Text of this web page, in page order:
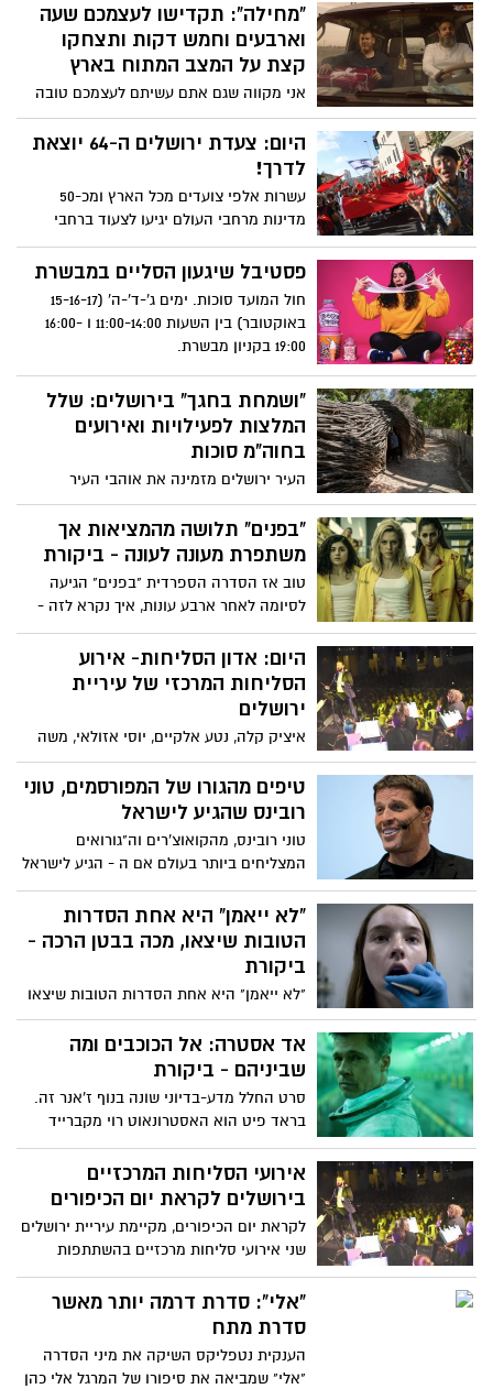
לפרשנויות שמציגות נבל על מטורף, מדובר
בסרט טוב. סרט לא קל אבל שמשאיר אותך
בציפייה תמידית לעוד. הסרט כמו שאומרים
תפס אותי לא מוכנה פעמים רבות, אבל בסך
הכל זה מה שאנחנו מחפשים בסרט - שירגש,
"מחילה": תקדישו לעצמכם שעה
וארבעים וחמש דקות ותצחקו
קצת על המצב המתוח בארץ
אני מקווה שגם אתם עשיתם לעצמכם טובה
והלכתם לראות את הקומדיה החדשה של
הצמד חנן סביון וגיא עמיר. "מחילה" הוא סרט
מצחיק ועם זאת נוגע ללב, המשלב בתוכו את
סרט אחד יכול לשלב בתוכו רובים, טילים,
רימוני רסס, רקדנית בלט מחוננת, חרדי,
בצבע סגול וסוס שחור בשם רומיאו
היום: צעדת ירושלים ה-64 יוצאת
לדרך!
עשרות אלפי צועדים מכל הארץ ומכ-50
מדינות מרחבי העולם יגיעו לצעוד ברחבי
העיר ירושלים במגוון מסלולים דרך שכונות
ואתרים מרכזיים, ייהנו מנופיה עוצרי הנשימה
פסטיבל שיגעון הסליים במבשרת
חול המועד סוכות. ימים ג'-ד'-ה' (15-16-17
באוקטובר) בין השעות 11:00-14:00 ו 16:00-
19:00 בקניון מבשרת.
"ושמחת בחגך" בירושלים: שלל
המלצות לפעילויות ואירועים
בחוה"מ סוכות
העיר ירושלים מזמינה את אוהבי העיר
ואורחיה, קטנים וגדולים למגוון פעילויות
באתרי העיר. רוצים לדעת מה הכי שווה?
ריכזנו במיוחד בשבילכם מגוון המלצות
"בפנים" תלושה מהמציאות אך
משתפרת מעונה לעונה - ביקורת
טוב אז הסדרה הספרדית "בפנים" הגיעה
לסיומה לאחר ארבע עונות, איך נקרא לזה -
"מאתגרות במיוחד". כל עונה הביאה איתה
משהו אחר שתלוש מהמציאות בצורה
קיצונית. עם התקדמות העונות, הסדרה
מקבלת צורה קצת יותר אמינה, אולי בזכות
שמונת החודשים בהם מקארנה פריירו נמצאת
לשמחתי הרבה בקומה
היום: אדון הסליחות- אירוע
הסליחות המרכזי של עיריית
ירושלים
איציק קלה, נטע אלקיים, יוסי אזולאי, משה
גיאת, ספיר סבן, נרקיס, מתי סרי. יום שני, ח'
תשרי (7.10.2019) בשעה 20:30 בכיכר ספרא.
הכניסה ללא תשלום
טיפים מהגורו של המפורסמים, טוני
רובינס שהגיע לישראל
טוני רובינס, מהקואוצ'רים וה"גורואים
המצליחים ביותר בעולם אם ה - הגיע לישראל
ולמי שלא יכול להרשות לעצמו לשלם אלפי
שקלים לכרטיס, ניתן טיפים שהוא העניק
בראיונות בישראל
"לא ייאמן" היא אחת הסדרות
הטובות שיצאו, מכה בבטן הרכה -
ביקורת
"לא ייאמן" היא אחת הסדרות הטובות שיצאו
בזמן האחרון. היא מטפלת בנושא מזעזע
שקרה במציאות בצורה טובה, מכבדת
ומדויקת. במהלכה אנחנו לא רק מזועזעים
מעצמנו, ובנוסף למקרה הקשה שהיא מתארת
היא גם מצליחה להעביר סיפור בלשי מרתק
אד אסטרה: אל הכוכבים ומה
שביניהם - ביקורת
סרט החלל מדע-בדיוני שונה בנוף ז'אנר זה.
בראד פיט הוא האסטרונאוט רוי מקברייד
חסר הרגש, אשר מקלף את שכבות ליבו שכבה
אחר שכבה. אד אסטרה הוא סרט פחות
קלסטרופובי ומחניק מדומיו, אלא מתרכז יותר
בנבכי נפשו של גיבורו. סרט יפהפה, לא רק
בזכות פיט
אירועי הסליחות המרכזיים
בירושלים לקראת יום הכיפורים
לקראת יום הכיפורים, מקיימת עיריית ירושלים
שני אירועי סליחות מרכזיים בהשתתפות
זמרים ופייטנים בכל רחבי העיר. האירוע
הראשון יתקיים ביום ראשון 6.10.19 בגן
מיטשל- אירוע סליחות ושירה חסידית,
כיכר ספרא. שני האירועים פתוחים בחינם
"אלי": סדרת דרמה יותר מאשר
סדרת מתח
הענקית נטפליקס השיקה את מיני הסדרה
"אלי" שמביאה את סיפורו של המרגל אלי כהן